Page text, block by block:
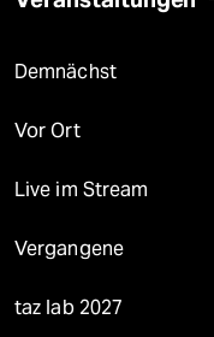
Demnächst
Vor Ort
Live im Stream
Vergangene
taz lab 2027